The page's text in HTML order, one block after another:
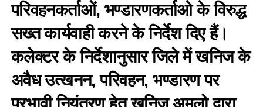
परिवहनकर्ताओं, भण्डारणकर्ताओ के विरुद्ध
सख्त कार्यवाही करने के निर्देश दिए हैं।
कलेक्टर के निर्देशानुसार जिले में खनिज के
अवैध उत्खनन, परिवहन, भण्डारण पर